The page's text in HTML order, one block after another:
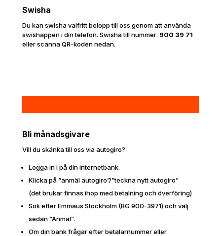
Swisha
Du kan swisha valfritt belopp till oss genom att använda
swishappen i din telefon. Swisha till nummer: 900 39 71
eller scanna QR-koden nedan.
Bli månadsgivare
Vill du skänka till oss via autogiro?
Logga in i på din internetbank.
Klicka på “anmäl autogiro”/”teckna nytt autogiro”
(det brukar finnas ihop med betalning och överföring)
Sök efter Emmaus Stockholm (BG 900-3971) och välj
sedan “Anmäl”.
Om din bank frågar efter betalarnummer eller